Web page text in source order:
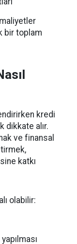
bir toplam
kredi
dikkate alır.
ve finansal
katkı
olabilir: